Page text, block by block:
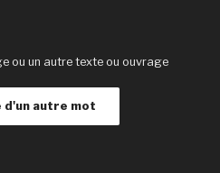
ou un autre texte ou ouvrage
d'un autre mot